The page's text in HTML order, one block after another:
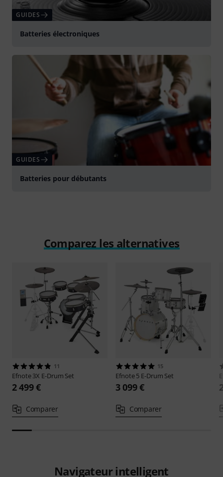
GUIDES
Batteries électroniques
GUIDES
Batteries pour débutants
Comparez les alternatives
11
Efnote3X E-Drum Set
2 499 €
Comparer
15
Efnote5 E-Drum Set
3 099 €
Comparer
Navigateur intelligent